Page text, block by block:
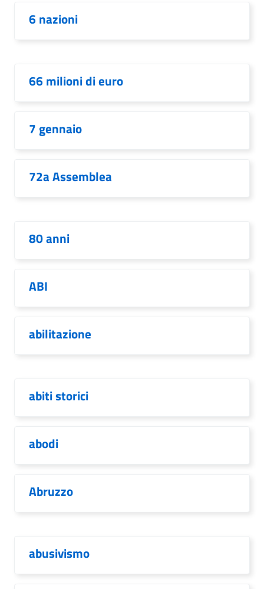
6 nazioni
66 milioni di euro
7 gennaio
72a Assemblea
80 anni
ABI
abilitazione
abiti storici
abodi
Abruzzo
abusivismo